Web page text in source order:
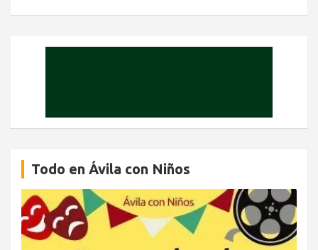
Todo en Ávila con Niños